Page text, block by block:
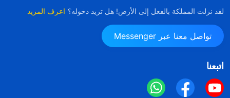
لقد نزلت المملكة بالفعل إلى الأرض! هل تريد دخوله؟ اعرف المزيد
تواصل معنا عبر Messenger
اتبعنا